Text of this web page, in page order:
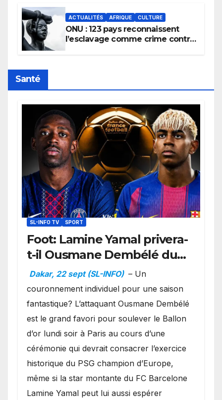
ACTUALITÉS AFRIQUE CULTURE
ONU : 123 pays reconnaissent
l’esclavage comme crime contre
Santé
SL-INFO TV SPORT
Foot: Lamine Yamal privera-
t-il Ousmane Dembélé du
Ballon d’or ?
Dakar, 22 sept (SL-INFO) – Un
couronnement individuel pour une saison
fantastique? L’attaquant Ousmane Dembélé
est le grand favori pour soulever le Ballon
d’or lundi soir à Paris au cours d’une
cérémonie qui devrait consacrer l’exercice
historique du PSG champion d’Europe,
même si la star montante du FC Barcelone
Lamine Yamal peut lui aussi espérer